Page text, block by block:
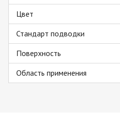
Цвет
Стандарт подводки
Поверхность
Область применения